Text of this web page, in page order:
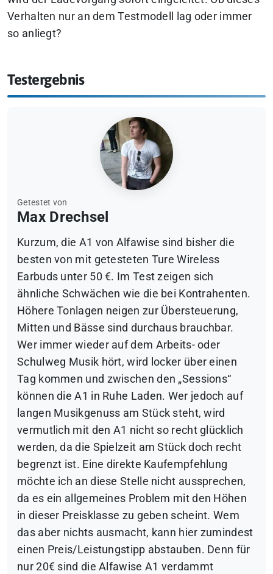
Verhalten nur an dem Testmodell lag oder immer
so anliegt?
Testergebnis
Getestet von
Max Drechsel
Kurzum, die A1 von Alfawise sind bisher die
besten von mit getesteten Ture Wireless
Earbuds unter 50 €. Im Test zeigen sich
ähnliche Schwächen wie die bei Kontrahenten.
Höhere Tonlagen neigen zur Übersteuerung,
Mitten und Bässe sind durchaus brauchbar.
Wer immer wieder auf dem Arbeits- oder
Schulweg Musik hört, wird locker über einen
Tag kommen und zwischen den „Sessions“
können die A1 in Ruhe Laden. Wer jedoch auf
langen Musikgenuss am Stück steht, wird
vermutlich mit den A1 nicht so recht glücklich
werden, da die Spielzeit am Stück doch recht
begrenzt ist. Eine direkte Kaufempfehlung
möchte ich an diese Stelle nicht aussprechen,
da es ein allgemeines Problem mit den Höhen
in dieser Preisklasse zu geben scheint. Wem
das aber nichts ausmacht, kann hier zumindest
einen Preis/Leistungstipp abstauben. Denn für
nur 20€ sind die Alfawise A1 verdammt